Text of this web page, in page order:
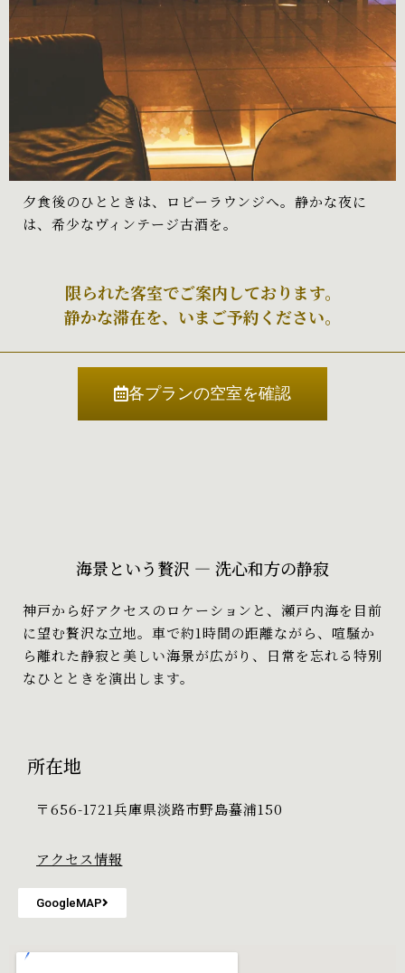
夕食後のひとときは、ロビーラウンジへ。静かな夜に
は、希少なヴィンテージ古酒を。
限られた客室でご案内しております。
静かな滞在を、いまご予約ください。
各プランの空室を確認
海景という贅沢 — 洗心和方の静寂
神戸から好アクセスのロケーションと、瀬戸内海を目前
に望む贅沢な立地。車で約1時間の距離ながら、喧騒か
ら離れた静寂と美しい海景が広がり、日常を忘れる特別
なひとときを演出します。
所在地
〒656-1721兵庫県淡路市野島蟇浦150
アクセス情報
GoogleMAP